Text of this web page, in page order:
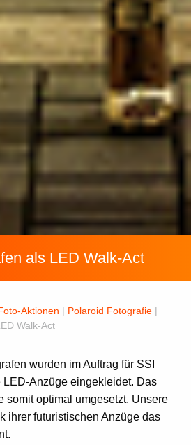
als LED Walk-Act
Aktionen | Polaroid Fotografie |
Walk-Act
wurden im Auftrag für SSI
LED-Anzüge eingekleidet. Das
somit optimal umgesetzt. Unsere
ihrer futuristischen Anzüge das